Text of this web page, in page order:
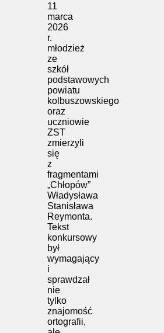
11
marca
2026
r.
młodzież
ze
szkół
podstawowych
powiatu
kolbuszowskiego
oraz
uczniowie
ZST
zmierzyli
się
z
fragmentami
„Chłopów”
Władysława
Stanisława
Reymonta.
Tekst
konkursowy
był
wymagający
i
sprawdzał
nie
tylko
znajomość
ortografii,